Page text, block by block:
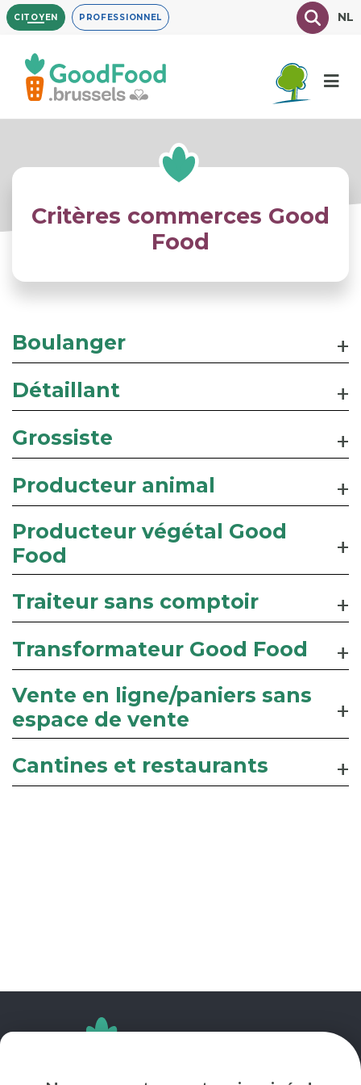
Aller
au
contenu
principal
CITOYEN PROFESSIONNEL TexteNL
Critères commerces Good
Food
Boulanger
Détaillant
Grossiste
Producteur animal
Producteur végétal Good
Food
Traiteur sans comptoir
Transformateur Good Food
Vente en ligne/paniers sans
espace de vente
Cantines et restaurants